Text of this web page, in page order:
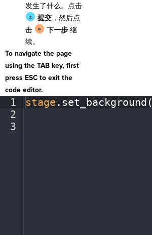
发生了什么。点击
提交 ，然后点
击
下一步 继
续。
To navigate the page
using the TAB key, first
press ESC to exit the
code editor.
1
2
3
stage . set_background(